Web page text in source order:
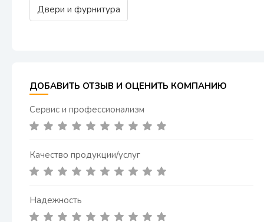
Двери и фурнитура
ДОБАВИТЬ ОТЗЫВ И ОЦЕНИТЬ КОМПАНИЮ
Сервис и профессионализм
Качество продукции/услуг
Надежность